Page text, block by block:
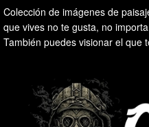
Colección de imágenes de
que vives no te gusta, no
También puedes visionar el que